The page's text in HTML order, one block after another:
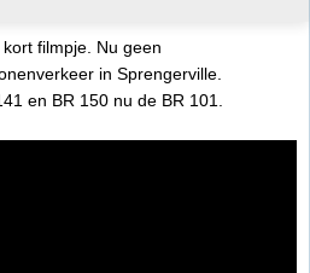
filmpje. Nu geen
in Sprengerville.
en BR 150 nu de BR 101.